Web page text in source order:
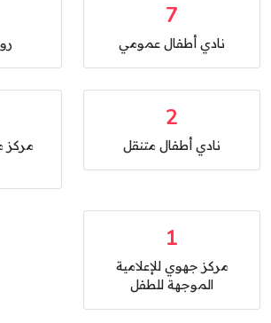
7
نادي أطفال عمومي
2
نادي أطفال متنقل
مركز
1
مركز جهوي للإعلامية
الموجهة للطفل